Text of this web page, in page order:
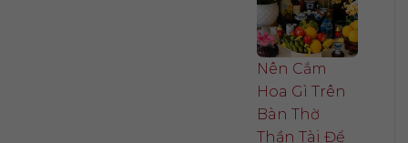
Nên Cắm
Hoa Gì Trên
Bàn Thờ
Thần Tài Để